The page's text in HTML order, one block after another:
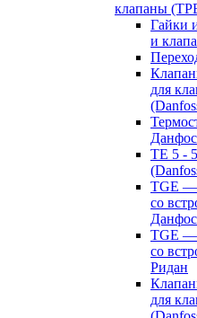
клапаны
Гайки
и
для
TE 5 -
TGE —
со
TGE —
со
Ридан
для